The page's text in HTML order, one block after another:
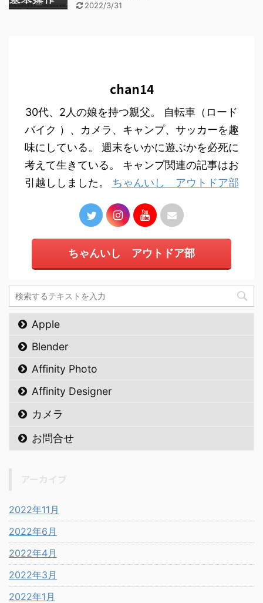
2022/3/31
chan14
30代、2人の娘を持つ親父。 自転車（ロード
バイク ）、カメラ、キャンプ、サッカーを趣
味にしている。 週末をいかに遊ぶかを必死に
考えて生きている。 キャンプ関連の記事はお
引越ししました。 ちゃんいし アウトドア部
ちゃんいし アウトドア部
Apple
Blender
Affinity Photo
Affinity Designer
カメラ
お問合せ
2022年11月
2022年6月
2022年4月
2022年3月
2022年1月